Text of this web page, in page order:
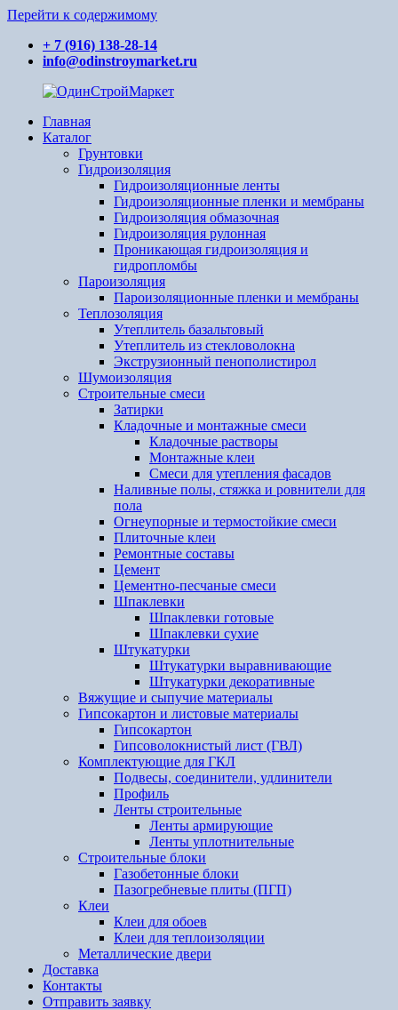
Перейти к содержимому
+ 7 (916) 138-28-14
info@odinstroymarket.ru
ОдинСтройМаркет
Ваш
поставщик
стройматериалов
Главная
Каталог
Грунтовки
Гидроизоляция
Гидроизоляционные ленты
Гидроизоляционные пленки и мембраны
Гидроизоляция обмазочная
Гидроизоляция рулонная
Проникающая гидроизоляция и
гидропломбы
Пароизоляция
Пароизоляционные пленки и мембраны
Теплозоляция
Утеплитель базальтовый
Утеплитель из стекловолокна
Экструзионный пенополистирол
Шумоизоляция
Строительные смеси
Затирки
Кладочные и монтажные смеси
Кладочные растворы
Монтажные клеи
Смеси для утепления фасадов
Наливные полы, стяжка и ровнители для
пола
Огнеупорные и термостойкие смеси
Плиточные клеи
Ремонтные составы
Цемент
Цементно-песчаные смеси
Шпаклевки
Шпаклевки готовые
Шпаклевки сухие
Штукатурки
Штукатурки выравнивающие
Штукатурки декоративные
Вяжущие и сыпучие материалы
Гипсокартон и листовые материалы
Гипсокартон
Гипсоволокнистый лист (ГВЛ)
Комплектующие для ГКЛ
Подвесы, соединители, удлинители
Профиль
Ленты строительные
Ленты армирующие
Ленты уплотнительные
Строительные блоки
Газобетонные блоки
Пазогребневые плиты (ПГП)
Клеи
Клеи для обоев
Клеи для теплоизоляции
Металлические двери
Доставка
Контакты
Отправить заявку